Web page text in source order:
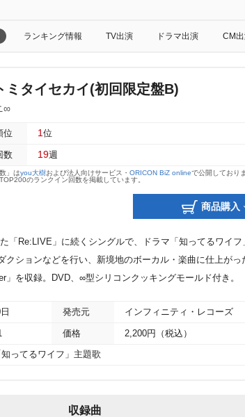
ランキング情報 TV出演 ドラマ出演 CM
ミタイセカイ(初回限定盤B)
∞
位 1 位
数 19週
」はyou大樹および法人向けサービス・ ORICON BiZ onlineで公開しており
のランクイン回数を掲載しています。
商品購入
「Re:LIVE」に続くシングルで、ドラマ「知ってるワイフ
クションなどを行い、新境地のボーカル・楽曲に仕上がっ
」を収録。DVD、∞型シリコンクッキングモールド付き。
発売元 インフィニティ・レコーズ
価格 2,200円（税込）
ってるワイフ」主題歌
収録曲